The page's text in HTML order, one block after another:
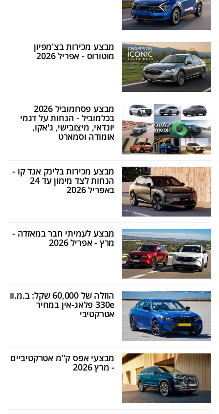
מבצע מכירות בצ'מפיון
מוטורוס - אפריל 2026
מבצע פסחמוביל 2026
בכלמוביל - הנחות על דגמי
יונדאי, מיצובישי, ג'אקו,
אומודה וסמארט
מבצע מכירות בלינק אנד קו -
הנחות לצד מימון עד 24
באפריל 2026
מבצע לעמיתי חבר במאזדה -
מרץ - אפריל 2026
הוזלה של 60,000 שקל: ב.מ.וו
330e פלאג-אין במחיר
אטרקטיבי
מבצעי אפס ק"מ אטרקטיביים
- מרץ 2026